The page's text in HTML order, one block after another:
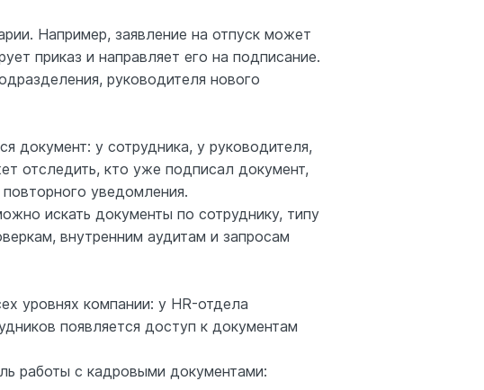
Например, заявление на отпуск может
приказ и направляет его на подписание.
руководителя нового
документ: у сотрудника, у руководителя,
отследить, кто уже подписал документ,
уведомления.
искать документы по сотруднику, типу
внутренним аудитам и запросам
уровнях компании: у HR-отдела
появляется доступ к документам
работы с кадровыми документами: